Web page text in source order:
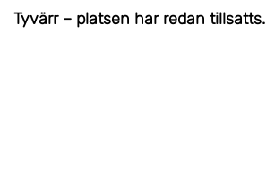
Tyvärr – platsen har redan tillsatts.